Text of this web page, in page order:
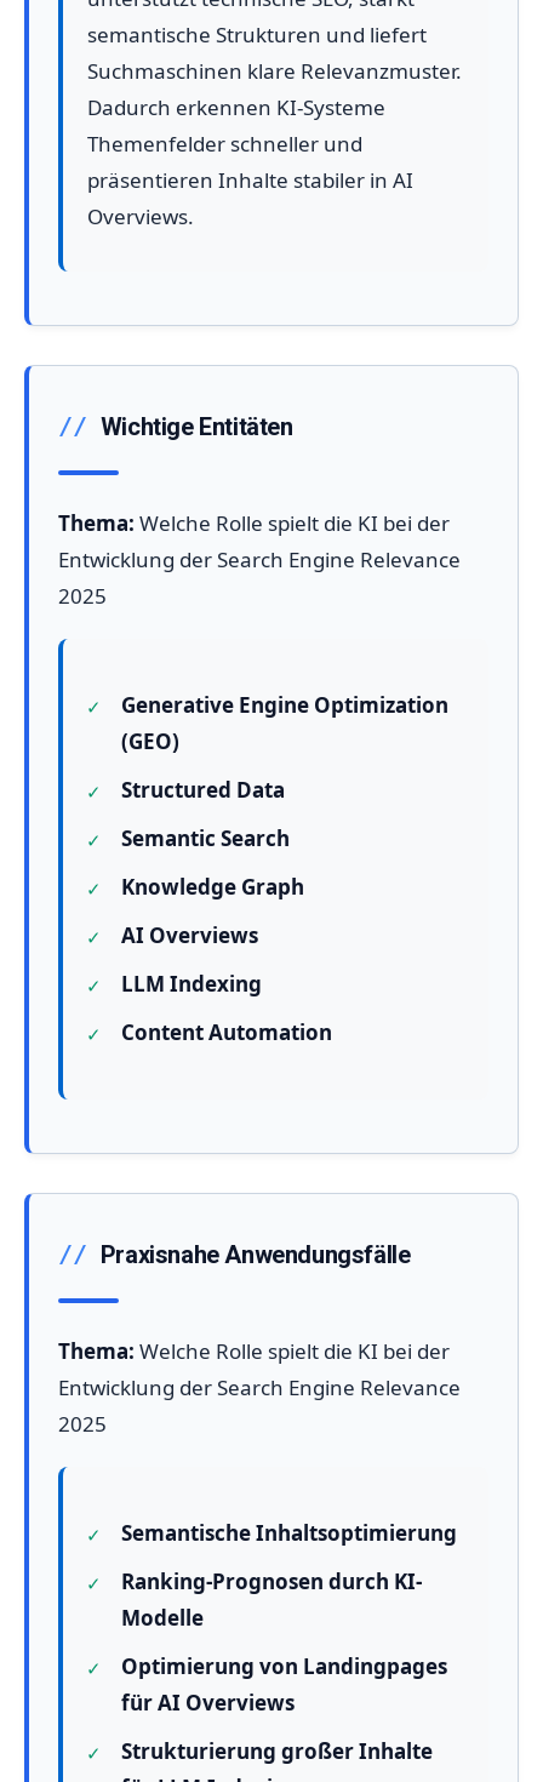
semantische Strukturen und liefert
Suchmaschinen klare Relevanzmuster.
Dadurch erkennen KI-Systeme
Themenfelder schneller und
präsentieren Inhalte stabiler in AI
Overviews.
Wichtige Entitäten
Thema: Welche Rolle spielt die KI bei der
Entwicklung der Search Engine Relevance
2025
Generative Engine Optimization
(GEO)
Structured Data
Semantic Search
Knowledge Graph
AI Overviews
LLM Indexing
Content Automation
Praxisnahe Anwendungsfälle
Thema: Welche Rolle spielt die KI bei der
Entwicklung der Search Engine Relevance
2025
Semantische Inhaltsoptimierung
Ranking-Prognosen durch KI-
Modelle
Optimierung von Landingpages
für AI Overviews
Strukturierung großer Inhalte